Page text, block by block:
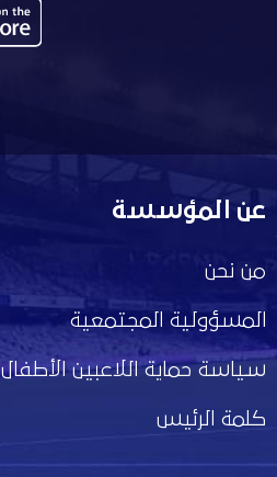
عن المؤسسة
من نحن
المسؤولية المجتمعية
سياسة حماية اللاعبين الأطفال
كلمة الرئيس